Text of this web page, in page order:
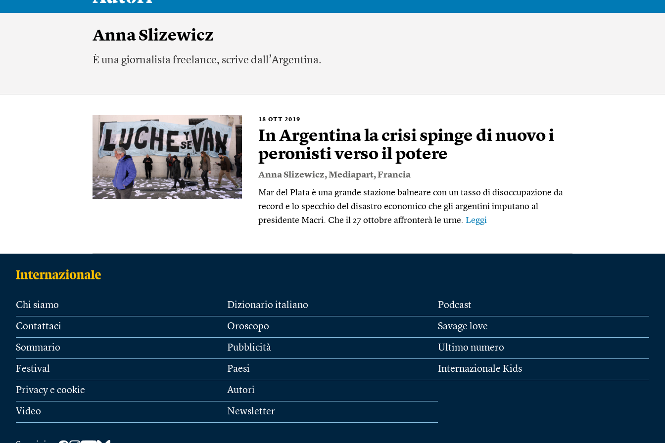
Anna Slizewicz
È una giornalista freelance, scrive dall’Argentina.
18 OTT 2019
In Argentina la crisi spinge di nuovo i
peronisti verso il potere
Anna Slizewicz,Mediapart,Francia
Mar del Plata è una grande stazione balneare con un tasso di disoccupazione da
record e lo specchio del disastro economico che gli argentini imputano al
presidente Macri. Che il 27 ottobre affronterà le urne. Leggi
Chi siamo
Contattaci
Sommario
Festival
Privacy e cookie
Video
Dizionario italiano
Oroscopo
Pubblicità
Paesi
Autori
Newsletter
Podcast
Savage love
Ultimo numero
Internazionale Kids